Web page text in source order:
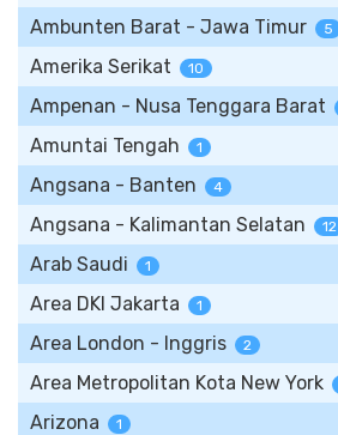
Ambunten Barat - Jawa Timur 5
Amerika Serikat 10
Ampenan - Nusa Tenggara Barat
Amuntai Tengah 1
Angsana - Banten 4
Angsana - Kalimantan Selatan 12
Arab Saudi 1
Area DKI Jakarta 1
Area London - Inggris 2
Area Metropolitan Kota New York
Arizona 1